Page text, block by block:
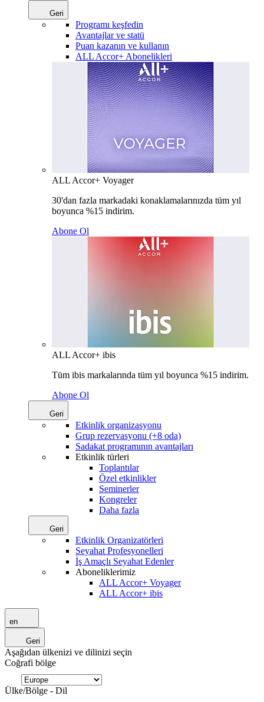
Geri
Programı keşfedin
Avantajlar ve statü
Puan kazanın ve kullanın
ALL Accor+ Abonelikleri
ALL Accor+ Voyager
30'dan fazla markadaki konaklamalarınızda tüm yıl
boyunca %15 indirim.
Abone Ol
ALL Accor+ ibis
Tüm ibis markalarında tüm yıl boyunca %15 indirim.
Abone Ol
Geri
Etkinlik organizasyonu
Grup rezervasyonu (+8 oda)
Sadakat programının avantajları
Etkinlik türleri
Toplantılar
Özel etkinlikler
Seminerler
Kongreler
Daha fazla
Geri
Etkinlik Organizatörleri
Seyahat Profesyonelleri
İş Amaçlı Seyahat Edenler
Aboneliklerimiz
ALL Accor+ Voyager
ALL Accor+ ibis
en
Geri
Aşağıdan ülkenizi ve dilinizi seçin
Coğrafi bölge
Ülke/Bölge - Dil